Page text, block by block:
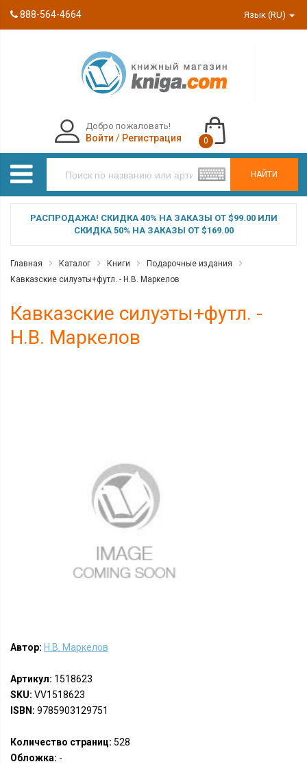
888-564-4664 Язык (RU)
НАЙТИ
Добро пожаловать!
Войти / Регистрация 0
РАСПРОДАЖА! СКИДКА 40% НА ЗАКАЗЫ ОТ $99.00 ИЛИ
СКИДКА 50% НА ЗАКАЗЫ ОТ $169.00
Главная Каталог Книги
Подарочные издания
Кавказские силуэты+футл. - Н.В. Маркелов
Кавказские силуэты+футл. -
Н.В. Маркелов
Автор: Н.В. Маркелов
Артикул: 1518623
SKU: VV1518623
ISBN: 9785903129751
Количество страниц: 528
Обложка: -